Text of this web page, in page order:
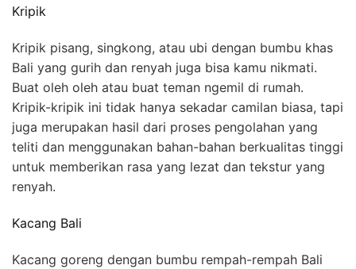
Kripik
Kripik pisang, singkong, atau ubi dengan bumbu khas
Bali yang gurih dan renyah juga bisa kamu nikmati.
Buat oleh oleh atau buat teman ngemil di rumah.
Kripik-kripik ini tidak hanya sekadar camilan biasa, tapi
juga merupakan hasil dari proses pengolahan yang
teliti dan menggunakan bahan-bahan berkualitas tinggi
untuk memberikan rasa yang lezat dan tekstur yang
renyah.
Kacang Bali
Kacang goreng dengan bumbu rempah-rempah Bali